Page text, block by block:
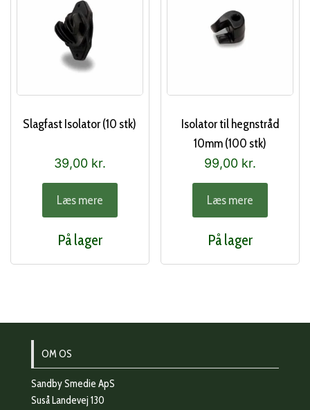
Slagfast Isolator (10 stk)
39,00 kr.
Læs mere
På lager
Isolator til hegnstråd
10mm (100 stk)
99,00 kr.
Læs mere
På lager
OM OS
Sandby Smedie ApS
Suså Landevej 130